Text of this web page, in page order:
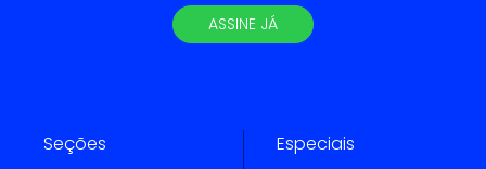
ASSINE JÁ
Seções Especiais